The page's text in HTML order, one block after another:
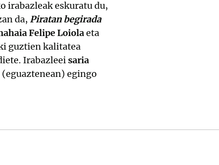
irabazleak eskuratu du,
da, Piratan begirada
Felipe Loiolaeta
guztien kalitatea
Irabazleeisaria
egingo